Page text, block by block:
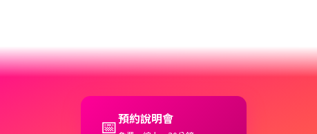
📅預約說明會